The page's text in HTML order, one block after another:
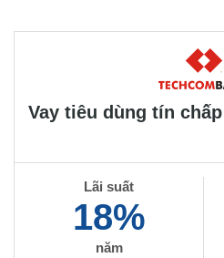
Vay tiêu dùng tín
Lãi suất
18%
năm